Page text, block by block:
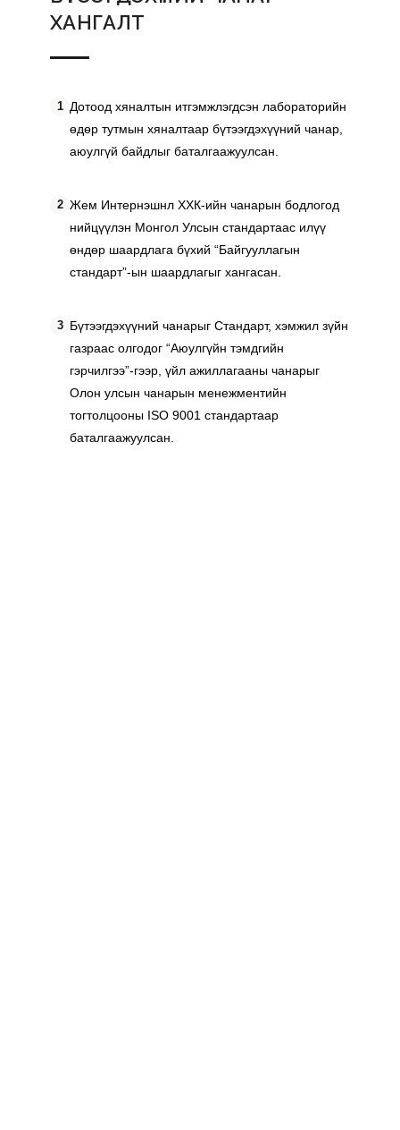
ХАНГАЛТ
1 Дотоод хяналтын итгэмжлэгдсэн лабораторийн
өдөр тутмын хяналтаар бүтээгдэхүүний чанар,
аюулгүй байдлыг баталгаажуулсан.
2 Жем Интернэшнл ХХК-ийн чанарын бодлогод
нийцүүлэн Монгол Улсын стандартаас илүү
өндөр шаардлага бүхий “Байгууллагын
стандарт”-ын шаардлагыг хангасан.
3 Бүтээгдэхүүний чанарыг Стандарт, хэмжил зүйн
газраас олгодог “Аюулгүйн тэмдгийн
гэрчилгээ”-гээр, үйл ажиллагааны чанарыг
Олон улсын чанарын менежментийн
тогтолцооны ISO 9001 стандартаар
баталгаажуулсан.